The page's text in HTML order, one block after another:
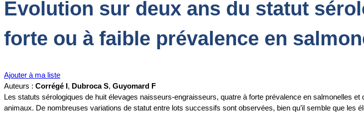
Evolution sur deux ans du statut
forte ou à faible prévalence en
Ajouter à ma liste
Auteurs : Corrégé I, Dubroca S, Guyomard F
Les statuts sérologiques de huit élevages naisseurs-engraisseurs, quatre à forte prévalence en salmonelles
animaux. De nombreuses variations de statut entre lots successifs sont observées, bien qu’il semble que les